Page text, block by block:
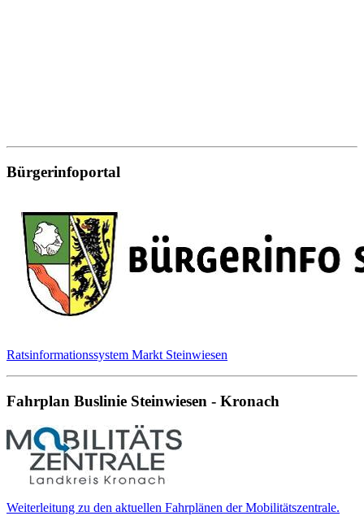
Bürgerinfoportal
Ratsinformationssystem Markt Steinwiesen
Fahrplan Buslinie Steinwiesen - Kronach
Weiterleitung zu den aktuellen Fahrplänen der Mobilitätszentrale.